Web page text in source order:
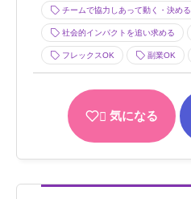
チームで協力しあって動く・決める
社会的インパクトを追い求める
フレックスOK 副業OK
気になる